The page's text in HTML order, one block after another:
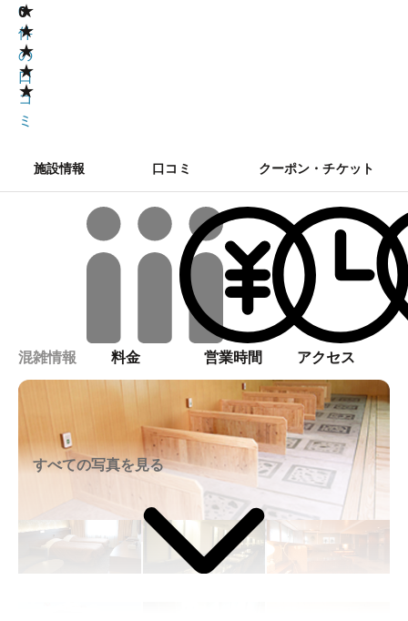
★
★
★
★
★
0
0
件
の
口
コ
ミ
施設情報 口コミ クーポン・チケット
混雑情報 料金 営業時間 アクセス
すべての写真を見る